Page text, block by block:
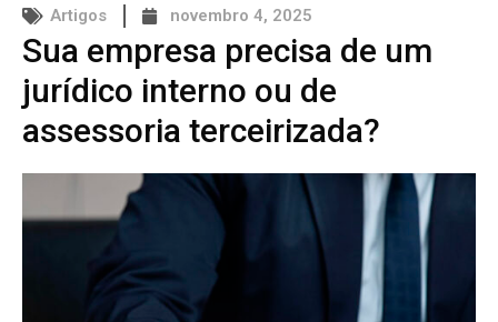
Artigos novembro 4, 2025
Sua empresa precisa de um
jurídico interno ou de
assessoria terceirizada?